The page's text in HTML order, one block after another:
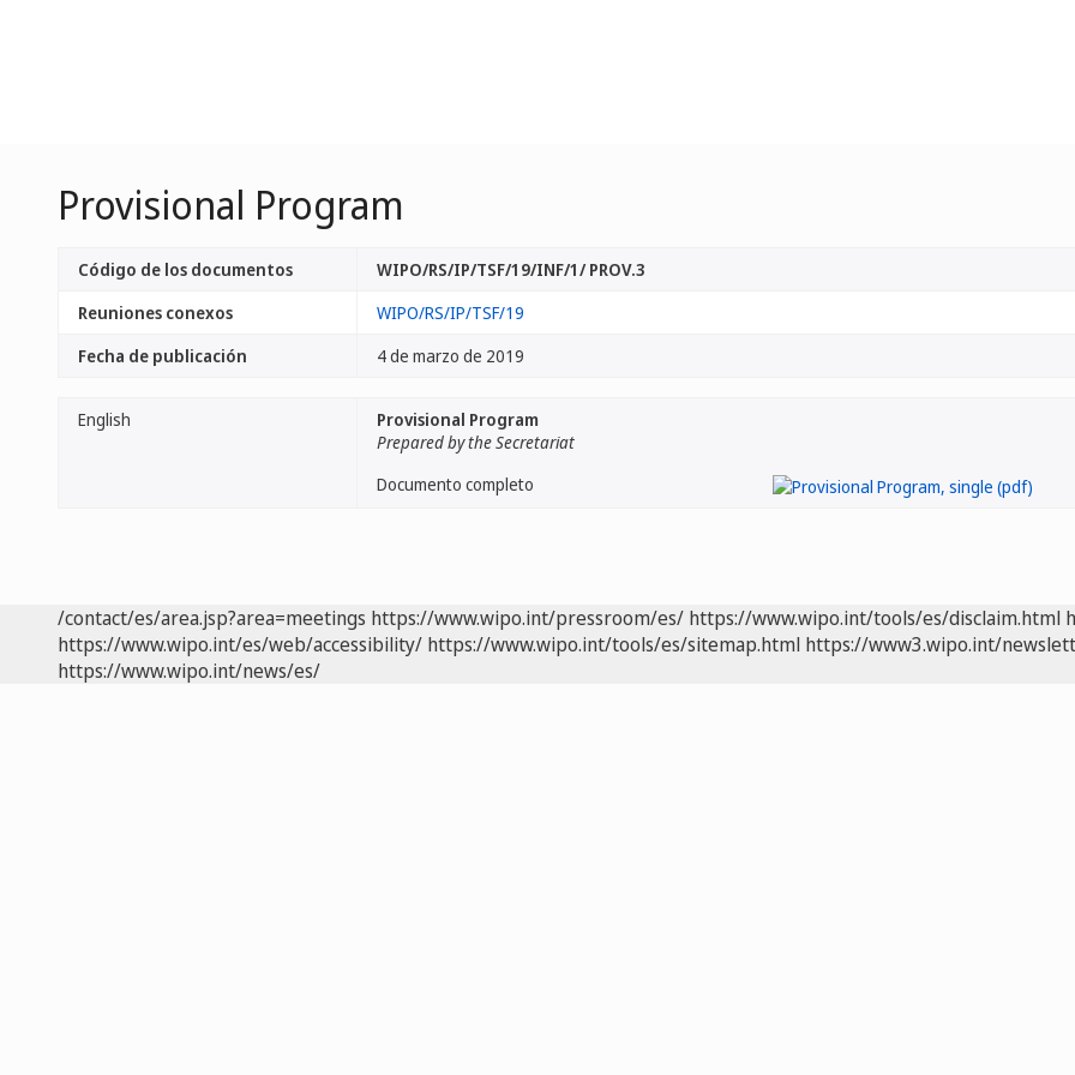
Provisional Program
Código de los documentos
WIPO/RS/IP/TSF/19/INF/1/ PROV.3
Reuniones conexos
WIPO/RS/IP/TSF/19
Fecha de publicación
4 de marzo de 2019
English
Provisional Program
Prepared by the Secretariat
Documento completo
/contact/es/area.jsp?area=meetings https://www.wipo.int/pressroom/es/ https://www.wipo.int/tools/es/disclaim.html
https://www.wipo.int/es/web/accessibility/ https://www.wipo.int/tools/es/sitemap.html https://www3.wipo.int/
https://www.wipo.int/news/es/